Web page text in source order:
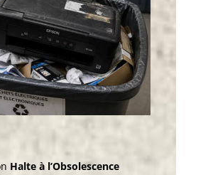
Halte à l’Obsolescence